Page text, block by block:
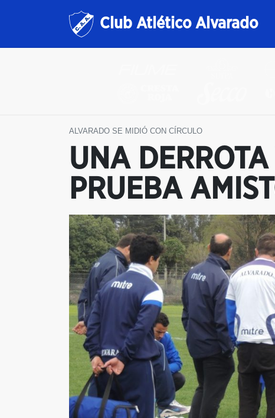
Club Atlético Alvarado
ALVARADO SE MIDIÓ CON CÍRCULO
UNA
PRUEBA